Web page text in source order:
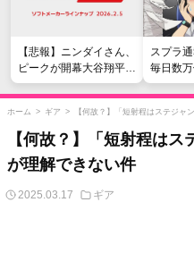
【悲報】ニンダイさん、
ピークが開幕大谷翔平の
がっかりダイレクトだっ
たと言われてしまう
スプラ
毎日数
い』愚
行
ホーム > ギア > 【何故？】「短射程はステジャ
【何故？】「短射程は
が理解できない件
2025.03.17 ギア